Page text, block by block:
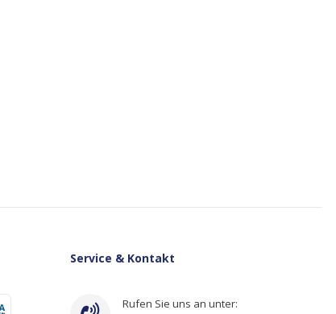
Service & Kontakt
Rufen Sie uns an unter: